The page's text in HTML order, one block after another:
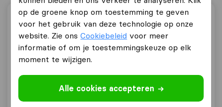
Arsa Transport
10,0
Arsa Transport
op de groene knop om toestemming te geven
voor het gebruik van deze technologie op onze
website. Zie onsCookiebeleid voor meer
informatie of om je toestemmingskeuze op elk
moment te wijzigen.
Alle cookies accepteren